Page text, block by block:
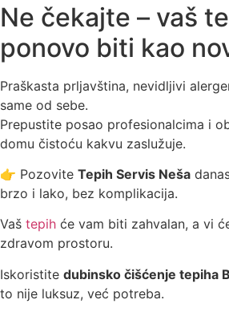
Ne čekajte – vaš
ponovo biti kao
Praškasta prljavština, nevidljivi
same od sebe.
Prepustite posao profesionalcima i
domu čistoću kakvu zaslužuje.
👉 Pozovite Tepih Servis Neša
brzo i lako, bez komplikacija.
Vaš tepih će vam biti zahvalan, a vi
zdravom prostoru.
Iskoristite dubinsko čišćenje tepiha
to nije luksuz, već potreba.